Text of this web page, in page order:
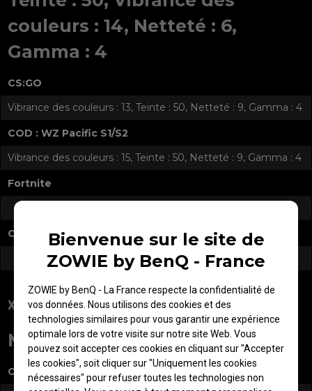
Bienvenue sur le site de
ZOWIE by BenQ - France
ZOWIE by BenQ - La France respecte la confidentialité de
vos données. Nous utilisons des cookies et des
technologies similaires pour vous garantir une expérience
optimale lors de votre visite sur notre site Web. Vous
pouvez soit accepter ces cookies en cliquant sur "Accepter
les cookies", soit cliquer sur "Uniquement les cookies
nécessaires" pour refuser toutes les technologies non
couleurs : 14, Netteté : 6,
Gamma : 4
CS:GO
Vibrance des couleurs : 13, Teinte : 50, Netteté : 9, Gamma : 4
COD : WZ Pacific S1/S2
Vibrance des couleurs : 15, Teinte : 50, Netteté : 9, Gamma : 4
Fortnite
COD : Black ops Cold War
XL2540
Mode : FPS1
CS:GO